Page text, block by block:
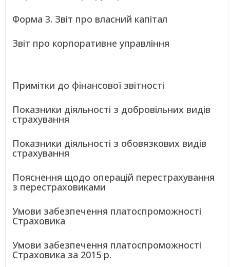
Форма 3. Звіт про власний капітал
Звіт про корпоративне управління
Примітки до фінансової звітності
Показники діяльності з добровільних видів
страхування
Показники діяльності з обовязкових видів
страхування
Пояснення щодо операцій перестрахування
з перестраховиками
Умови забезпечення платоспроможності
Страховика
Умови забезпечення платоспроможності
Страховика за 2015 р.